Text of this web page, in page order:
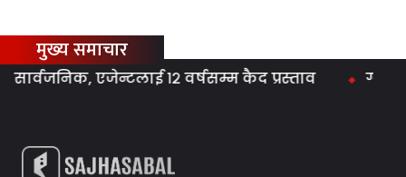
मुख्य समाचार
एजेन्टलाई १२ वर्षसम्म कैद प्रस्ताव ग्यास